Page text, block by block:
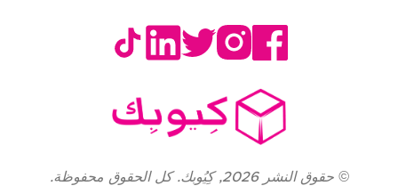
©حقوق النشر 2026
, كِيُوبك. كل الحقوق محفوظة.